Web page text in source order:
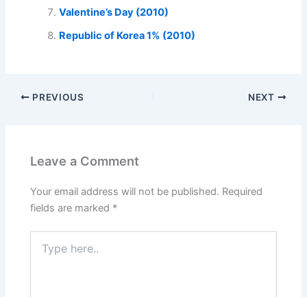
Valentine’s Day (2010)
Republic of Korea 1% (2010)
PREVIOUS NEXT
Leave a Comment
Your email address will not be published. Required
fields are marked *
here..